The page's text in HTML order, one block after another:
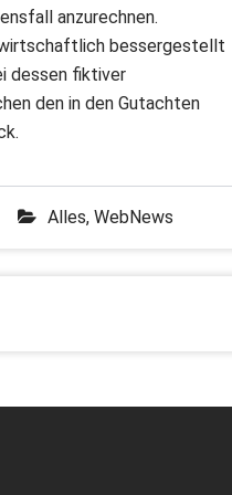
anzurechnen.
wirtschaftlich bessergestellt
dessen fiktiver
den in den Gutachten
Alles, WebNews